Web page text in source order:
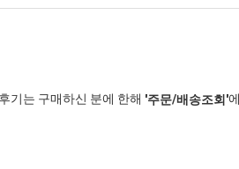
기는 구매하신 분에 한해 '주문/배송조회'